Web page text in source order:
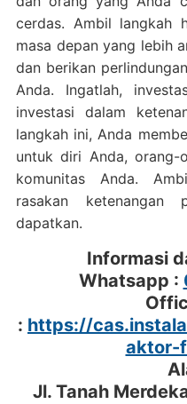
cerdas. Ambil langkah
masa depan yang lebih
dan berikan
Anda. Ingatlah,
investasi dalam
langkah ini, Anda
untuk diri Anda, orang-
komunitas Anda.
rasakan
dapatkan.
Informasi
Whatsapp :
: https://
aktor-
Jl. Tanah